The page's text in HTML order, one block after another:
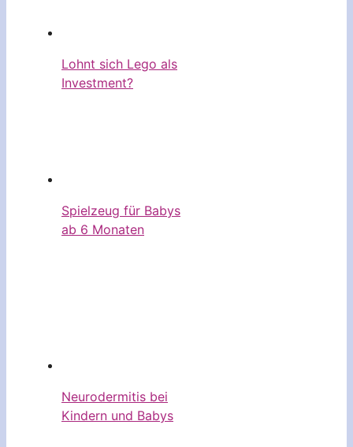
Lohnt sich Lego als
Investment?
Spielzeug für Babys
ab 6 Monaten
Neurodermitis bei
Kindern und Babys